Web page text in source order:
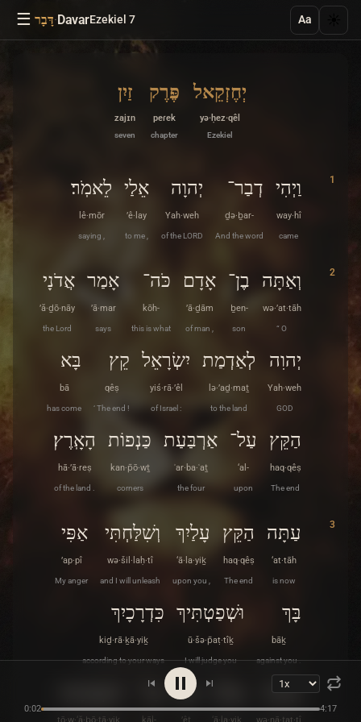
☰ דָּבָר·DavarEzekiel 7 Aa
יְחֶזְקֵאל
yə·ḥez·qêl
Ezekiel
פֶּרֶק
peɾek
chapter
זַיִן
zajɪn
seven
1 וַיְהִי
way·hî
came
דְבַר־
ḏə·ḇar-
And the word
יְהוָה
Yah·weh
of the LORD
אֵלַי
’ê·lay
to me ,
לֵאמֹֽר׃
lê·mōr
saying ,
2 וְאַתָּה
wə·’at·tāh
“ O
בֶן־
ḇen-
son
אָדָם
’ā·ḏām
of man ,
כֹּה־
kōh-
this is what
אָמַר
’ā·mar
says
אֲדֹנָי
’ă·ḏō·nāy
the Lord
יְהוִה
Yah·weh
GOD
לְאַדְמַת
lə·’aḏ·maṯ
to the land
יִשְׂרָאֵל
yiś·rā·’êl
of Israel :
קֵץ
qêṣ
‘ The end !
בָּא
bā
has come
הַקֵּץ
haq·qêṣ
The end
עַל־
‘al-
upon
אַרְבַּעַת
ʾar·ba·ʿaṯ
the four
כַּנְפוֹת
kan·p̄ō·wṯ
corners
הָאָֽרֶץ׃
hā·’ā·reṣ
of the land .
3 עַתָּה
‘at·tāh
is now
הַקֵּץ
haq·qêṣ
The end
עָלַיִךְ
‘ā·la·yiḵ
upon you ,
וְשִׁלַּחְתִּי
wə·šil·laḥ·tî
and I will unleash
אַפִּי
’ap·pî
My anger
בָּךְ
bāḵ
against you .
וּשְׁפַטְתִּיךְ
ū·šə·p̄aṭ·tîḵ
I will judge you
כִּדְרָכָיִךְ
kiḏ·rā·ḵā·yiḵ
according to your ways
וְנָתַתִּי עָלַיִךְ אֵת כָּל־
0:02 4:17